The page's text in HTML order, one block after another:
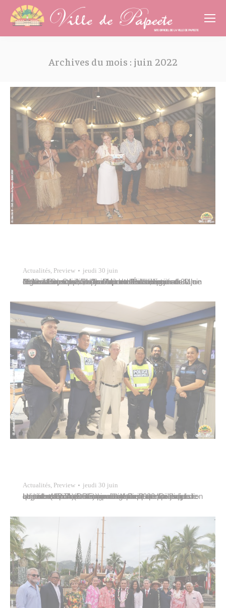
Archives du mois : juin 2022
Actualités, Preview jeudi 30 juin
Maeva Colombani, adjointe au maire déléguée à l’éducation, a présidé la cérémonie de départ organisée par la Ville de Papeete en l’honneur de Mme Corinne Grasset, inspectrice de l’Éducation nationale de la circonscription 4 – Papeete-Pirae, ce jeudi 30 juin 2022. Mme Corinne Grasset a adressé ses remerciements à Tavana Michel Buillard et à ses…
Actualités, Preview jeudi 30 juin
Une session de formation d’agents de police judiciaire adjoints (APJA) était organisée par le centre de gestion et de formation (CGF) pour l’année 2022. Dix-sept candidats ont suivi un cursus théorique et pratique de quatre mois. Trois d’entre eux étaient accueillis à la brigade de police municipale de Papeete pour une semaine d’immersion venant clore…
Cookies management panel